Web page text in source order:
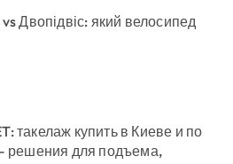
Двопідвіс: який велосипед
такелаж купить в Киеве и по
решения для подъема,